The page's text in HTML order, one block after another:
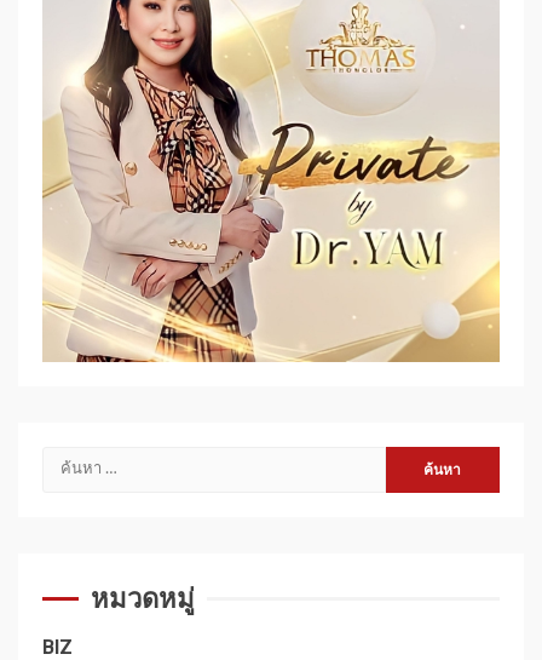
ค้นหา
หมวดหมู่
BIZ